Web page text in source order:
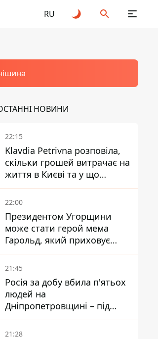
RU
НОВИНИ
22:15
Klavdia Petrivna розповіла,
скільки грошей витрачає на
життя в Києві та у що
вкладає мільйони
22:00
Президентом Угорщини
може стати герой мема
Гарольд, який приховує
біль – він очолив народне
голосування
21:45
Росія за добу вбила п'ятьох
людей на
Дніпропетровщині – під
ударами опинилися п'ять
районів області
21:28